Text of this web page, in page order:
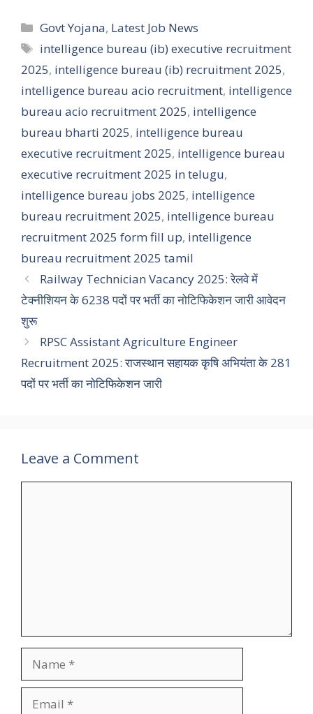
Categories
Govt Yojana, Latest Job News
Tags
intelligence bureau (ib) executive recruitment
2025, intelligence bureau (ib) recruitment 2025,
intelligence bureau acio recruitment, intelligence
bureau acio recruitment 2025, intelligence
bureau bharti 2025, intelligence bureau
executive recruitment 2025, intelligence bureau
executive recruitment 2025 in telugu,
intelligence bureau jobs 2025, intelligence
bureau recruitment 2025, intelligence bureau
recruitment 2025 form fill up, intelligence
bureau recruitment 2025 tamil
Railway Technician Vacancy 2025: रेलवे में
टेक्नीशियन के 6238 पदों पर भर्ती का नोटिफिकेशन जारी आवेदन
शुरू
RPSC Assistant Agriculture Engineer
Recruitment 2025: राजस्थान सहायक कृषि अभियंता के 281
पदों पर भर्ती का नोटिफिकेशन जारी
Leave a Comment